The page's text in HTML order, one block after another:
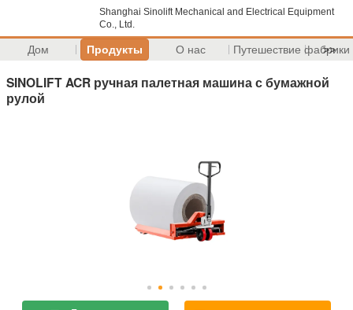
Shanghai Sinolift Mechanical and Electrical Equipment
Co., Ltd.
Дом Продукты О нас Путешествие фабрики
>>
SINOLIFT ACR ручная палетная машина с бумажной
рулой